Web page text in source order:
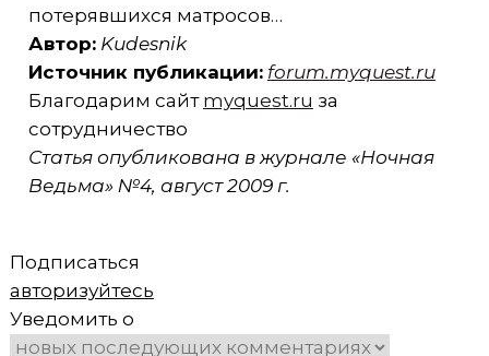
потерявшихся матросов…
Автор: Kudesnik
Источник публикации: forum.myquest.ru
Благодарим сайт myquest.ru за
сотрудничество
Статья опубликована в журнале «Ночная
Ведьма» №4, август 2009 г.
Подписаться
авторизуйтесь
Уведомить о